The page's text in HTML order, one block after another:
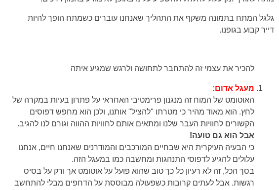
גלגל המתח בתמונה משקף את התהליך שאנחנו עוברים כשמתח הופך להיות
דייר קבוע בגופנו.
להכיר את עצמי זה להתחבר לתחושה ולרגש שמגיע איתה
מעגל אדום:
האוטומט של המוח זה מנגנון פרימטיבי האחראי על פתרון בעיות במקרה של
לחץ. הוא מאוד מהיר כי מטרתו "להציל" אותנו, ולכן הוא מחפש דפוסים
הקשורים לחוויות העבר שלנו ומתאים אותם לחוויות ההווה וגורם לנו להגיב.
אבל הוא גם טועה!
כי הבעיה העיקרית היא שבחיים המורכבים והמודרנים שאנחנו חיים, אנחנו
עלולים להגיע לדפוסי התנהגות ומחשבה כמו במעגל הזה.
בסך הכל, זה לא רעיון כל כך טוב שהוא פועל על אוטומט אך ורק על בסיס
רגשות. אבל לעתים קרובות כשפעולה מבוססת על הדחפים מבלי להתחשב